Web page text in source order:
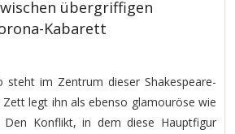
übergriffigen
Kabarett
steht im Zentrum dieser Shakespeare-
Zett legt ihn als ebenso glamouröse wie
Den Konflikt, in dem diese Hauptfigur